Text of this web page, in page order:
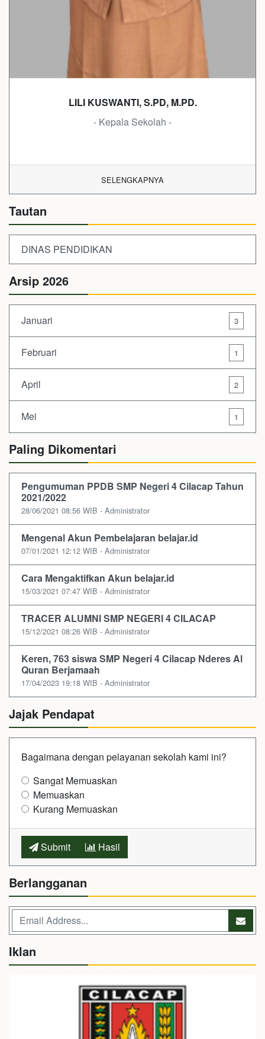
LILI KUSWANTI, S.PD, M.PD.
- Kepala Sekolah -
SELENGKAPNYA
Tautan
DINAS PENDIDIKAN
Arsip 2026
Januari 3
Februari 1
April 2
Mei 1
Paling Dikomentari
Pengumuman PPDB SMP Negeri 4 Cilacap Tahun
2021/2022
28/06/2021 08:56 WIB - Administrator
Mengenal Akun Pembelajaran belajar.id
07/01/2021 12:12 WIB - Administrator
Cara Mengaktifkan Akun belajar.id
15/03/2021 07:47 WIB - Administrator
TRACER ALUMNI SMP NEGERI 4 CILACAP
15/12/2021 08:26 WIB - Administrator
Keren, 763 siswa SMP Negeri 4 Cilacap Nderes Al
Quran Berjamaah
17/04/2023 19:18 WIB - Administrator
Jajak Pendapat
Bagaimana dengan pelayanan sekolah kami ini?
Sangat Memuaskan
Memuaskan
Kurang Memuaskan
Submit Hasil
Berlangganan
Iklan